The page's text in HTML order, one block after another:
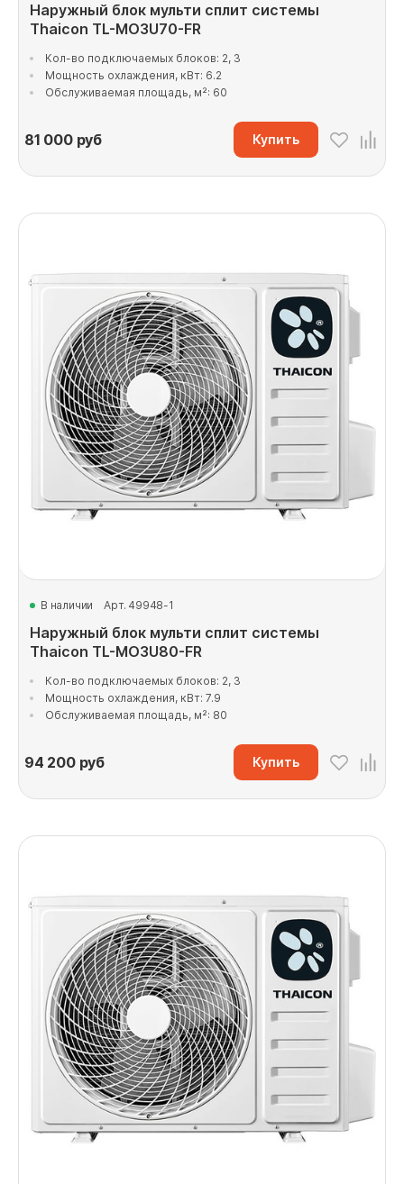
Наружный блок мульти сплит системы
Thaicon TL-MO3U70-FR
Кол-во подключаемых блоков: 2, 3
Мощность охлаждения, кВт: 6.2
Обслуживаемая площадь, м²: 60
81 000руб Купить
В наличии Арт. 49948-1
Наружный блок мульти сплит системы
Thaicon TL-MO3U80-FR
Кол-во подключаемых блоков: 2, 3
Мощность охлаждения, кВт: 7.9
Обслуживаемая площадь, м²: 80
94 200руб Купить